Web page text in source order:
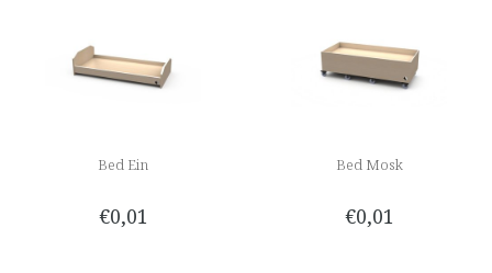
Bed Ein
€0,01
Bed Mosk
€0,01